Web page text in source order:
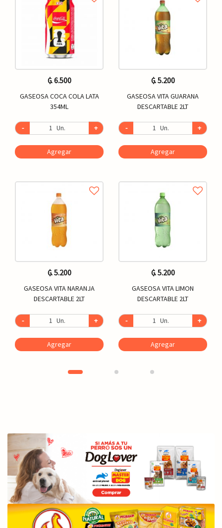
₲. 6.500
GASEOSA COCA COLA LATA
354ML
- Un. +
Agregar
₲. 5.200
GASEOSA VITA NARANJA
DESCARTABLE 2LT
- Un. +
Agregar
₲. 5.200
GASEOSA VITA GUARANA
DESCARTABLE 2LT
- Un. +
Agregar
₲. 5.200
GASEOSA VITA LIMON
DESCARTABLE 2LT
- Un. +
Agregar